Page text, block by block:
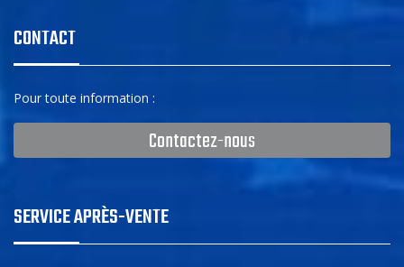
CONTACT
Pour toute information :
Contactez-nous
SERVICE APRÈS-VENTE